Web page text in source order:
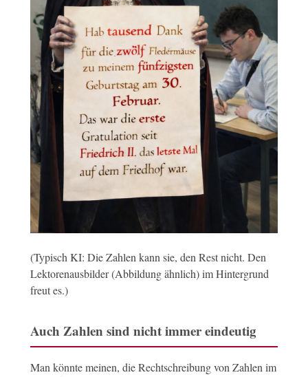
(Typisch KI: Die Zahlen kann sie, den Rest nicht. Den
Lektorenausbilder (Abbildung ähnlich) im Hintergrund
freut es.)
Auch Zahlen sind nicht immer eindeutig
Man könnte meinen, die Rechtschreibung von Zahlen im